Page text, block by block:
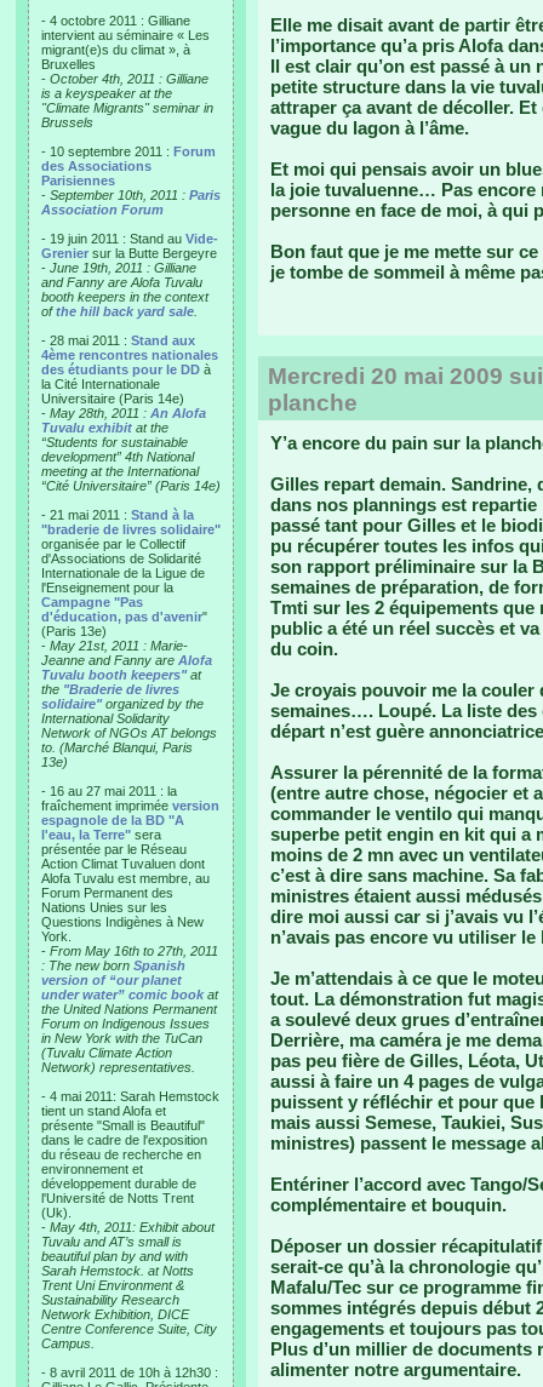
- 4 octobre 2011 : Gilliane
intervient au séminaire « Les
migrant(e)s du climat », à
Bruxelles
- October 4th, 2011 : Gilliane
is a keyspeaker at the
"Climate Migrants" seminar in
Brussels
- 10 septembre 2011 : Forum
des Associations
Parisiennes
- September 10th, 2011 : Paris
Association Forum
- 19 juin 2011 : Stand au Vide-
Grenier sur la Butte Bergeyre
- June 19th, 2011 : Gilliane
and Fanny are Alofa Tuvalu
booth keepers in the context
ofthe hill back yard sale
- 28 mai 2011 : Stand aux
4ème rencontres nationales
des étudiants pour le DD à
la Cité Internationale
Universitaire (Paris 14e)
- May 28th, 2011 : An Alofa
Tuvalu exhibit at the
“Students for sustainable
development” 4th National
meeting at the International
“Cité Universitaire” (Paris 14e)
- 21 mai 2011 : Stand à la
"braderie de livres solidaire"
organisée par le Collectif
d'Associations de Solidarité
Internationale de la Ligue de
l'Enseignement pour la
Campagne "Pas
d'éducation, pas d'avenir"
(Paris 13e)
- May 21st, 2011 : Marie-
Jeanne and Fanny are Alofa
Tuvalu booth keepers"at
the "Braderie de livres
solidaire"organized by the
International Solidarity
Network of NGOs AT belongs
to. (Marché Blanqui, Paris
13e)
- 16 au 27 mai 2011 : la
fraîchement imprimée version
espagnole de la BD "A
l'eau, la Terre" sera
présentée par le Réseau
Action Climat Tuvaluen dont
Alofa Tuvalu est membre, au
Forum Permanent des
Nations Unies sur les
Questions Indigènes à New
York.
- From May 16th to 27th, 2011
: The new born Spanish
version of “our planet
under water” comic book at
the United Nations Permanent
Forum on Indigenous Issues
in New York with the TuCan
(Tuvalu Climate Action
Network) representatives.
- 4 mai 2011: Sarah Hemstock
tient un stand Alofa et
présente "Small is Beautiful"
dans le cadre de l'exposition
du réseau de recherche en
environnement et
développement durable de
l'Université de Notts Trent
(Uk).
- May 4th, 2011: Exhibit about
Tuvalu and AT’s small is
beautiful plan by and with
Sarah Hemstock. at Notts
Trent Uni Environment &
Sustainability Research
Network Exhibition, DICE
Centre Conference Suite, City
Campus.
- 8 avril 2011 de 10h à 12h30 :
Elle me disait avant de partir
l’importance qu’a pris Alofa
Il est clair qu’on est passé à
petite structure dans la vie
attraper ça avant de décoller.
vague du lagon à l’âme.
Et moi qui pensais avoir un
la joie tuvaluenne… Pas encore
personne en face de moi, à qui
Bon faut que je me mette sur
je tombe de sommeil à même
Mercredi 20 mai 2009
planche
Y’a encore du pain sur la
Gilles repart demain. Sandrine,
dans nos plannings est repartie
passé tant pour Gilles et le
pu récupérer toutes les infos
son rapport préliminaire sur la
semaines de préparation, de
Tmti sur les 2 équipements que
public a été un réel succès et
du coin.
Je croyais pouvoir me la couler
semaines…. Loupé. La liste des
départ n’est guère
Assurer la pérennité de la
(entre autre chose, négocier et
commander le ventilo qui
superbe petit engin en kit qui a
moins de 2 mn avec un
c’est à dire sans machine. Sa
ministres étaient aussi
dire moi aussi car si j’avais vu
n’avais pas encore vu utiliser le
Je m’attendais à ce que le
tout. La démonstration fut
a soulevé deux grues
Derrière, ma caméra je me
pas peu fière de Gilles, Léota,
aussi à faire un 4 pages de
puissent y réfléchir et pour que
mais aussi Semese, Taukiei,
ministres) passent le message
Entériner l’accord avec Tango/
complémentaire et bouquin.
Déposer un dossier
serait-ce qu’à la chronologie
Mafalu/Tec sur ce programme
sommes intégrés depuis début
engagements et toujours pas
Plus d’un millier de documents
alimenter notre argumentaire.